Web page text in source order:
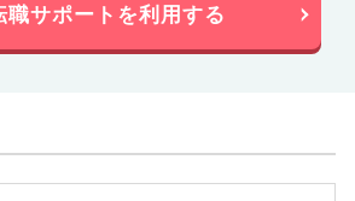
職サポートを利用する